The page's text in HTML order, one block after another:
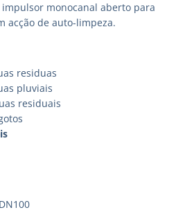
impulsor monocanal aberto para
acção de auto-limpeza.
residuas
pluviais
residuais